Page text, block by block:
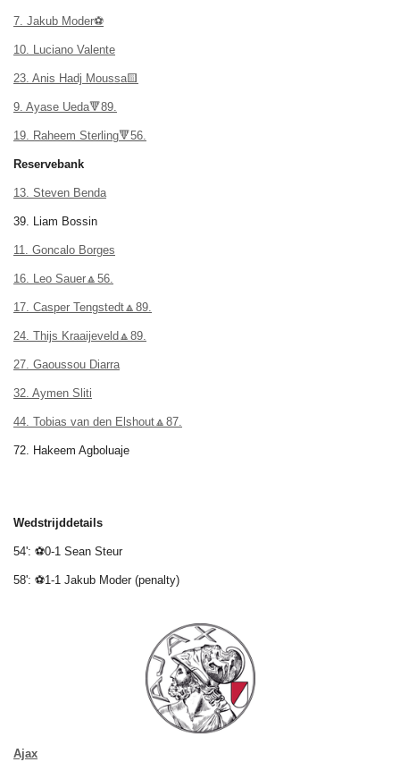
7. Jakub Moder⚽
10. Luciano Valente
23. Anis Hadj Moussa🟨
9. Ayase Ueda🔻89.
19. Raheem Sterling🔻56.
Reservebank
13. Steven Benda
39. Liam Bossin
11. Goncalo Borges
16. Leo Sauer🔼56.
17. Casper Tengstedt🔼89.
24. Thijs Kraaijeveld🔼89.
27. Gaoussou Diarra
32. Aymen Sliti
44. Tobias van den Elshout🔼 87.
72. Hakeem Agboluaje
Wedstrijddetails
54': ⚽0-1 Sean Steur
58': ⚽1-1 Jakub Moder (penalty)
Ajax